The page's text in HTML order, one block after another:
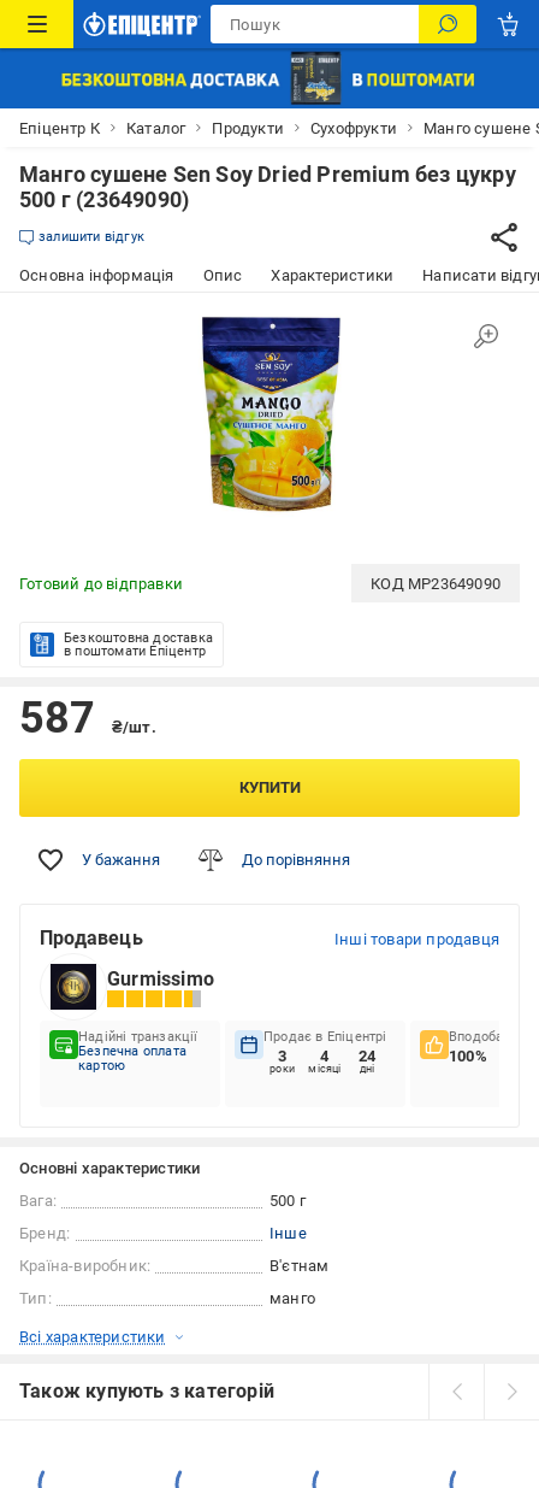
Епіцентр К Каталог Продукти Сухофрукти Манго сушене
Манго сушене Sen Soy Dried Premium без цукру
500 г (23649090)
залишити відгук
Основна інформація Опис Характеристики Написати
Готовий до відправки КОД MP23649090
Безкоштовна доставка
в поштомати Епіцентр
587 ₴/шт.
КУПИТИ
У бажання До порівняння
Продавець Інші товари продавця
Gurmissimo
Надійні транзакції
Безпечна оплата
картою
Продає в Епіцентрі
3
роки
4
місяці
24
дні
Вподобання
100%
Основні характеристики
Вага:
500 г
Бренд:
Інше
Країна-виробник:
В'єтнам
Тип:
манго
Всі характеристики
Також купують з категорій